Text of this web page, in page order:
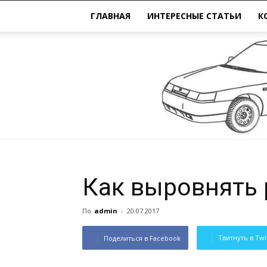
ГЛАВНАЯ ИНТЕРЕСНЫЕ СТАТЬИ
Как выровнять
По admin - 20.07.2017
Поделиться в Facebook Твитнуть в